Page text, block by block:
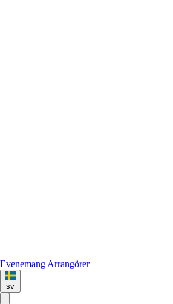
Evenemang Arrangörer
sv